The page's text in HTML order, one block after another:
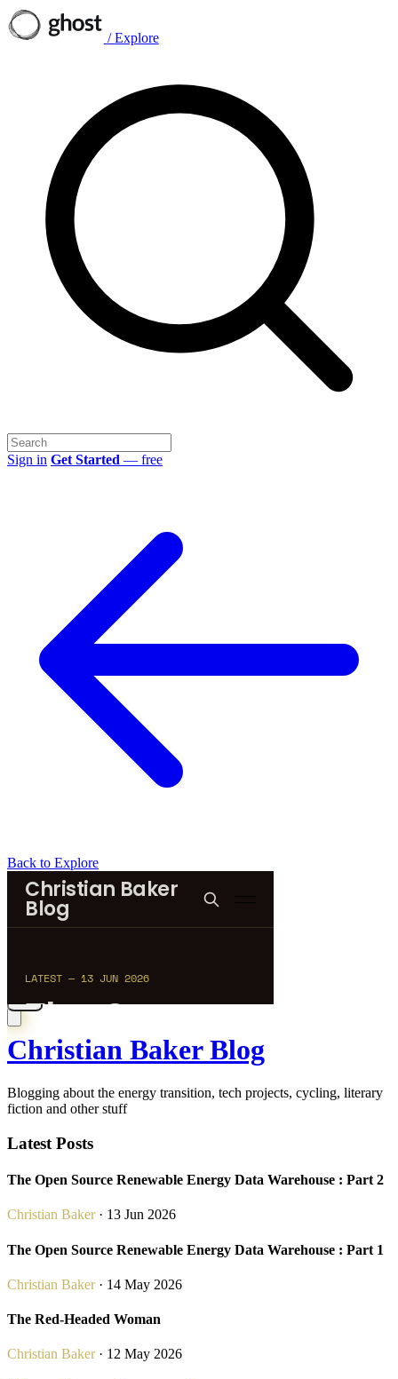
/ Explore
Sign in Get Started — free
Back to Explore
Christian Baker Blog
Blogging about the energy transition, tech projects, cycling, literary
fiction and other stuff
Latest Posts
The Open Source Renewable Energy Data Warehouse : Part 2
Christian Baker· 13 Jun 2026
The Open Source Renewable Energy Data Warehouse : Part 1
Christian Baker· 14 May 2026
The Red-Headed Woman
Christian Baker· 12 May 2026